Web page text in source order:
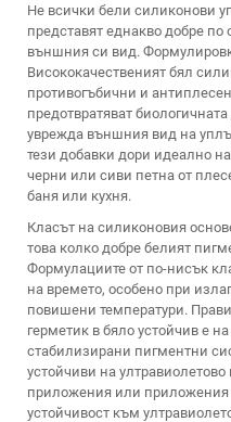
Не всички бели силиконови
представят еднакво добре
външния си вид.
Висококачественият бял
противогъбични и
предотвратяват
уврежда външния вид на
тези добавки дори идеално
черни или сиви петна от
баня или кухня.
Класът на силиконовия
това колко добре белият
Формулациите от по-нисък
на времето, особено при
повишени температури.
герметик в бяло устойчив е
стабилизирани пигментни
устойчиви на
приложения или приложения
устойчивост към